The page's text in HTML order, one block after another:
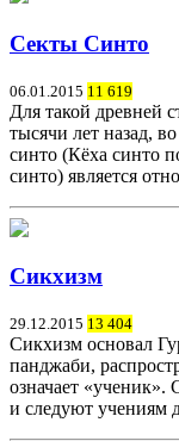
Секты Синто
06.01.2015 11 619
Для такой древней
тысячи лет назад,
синто (Кёха синто
синто) является
Сикхизм
29.12.2015 13 404
Сикхизм основал
панджаби,
означает «ученик».
и следуют учениям